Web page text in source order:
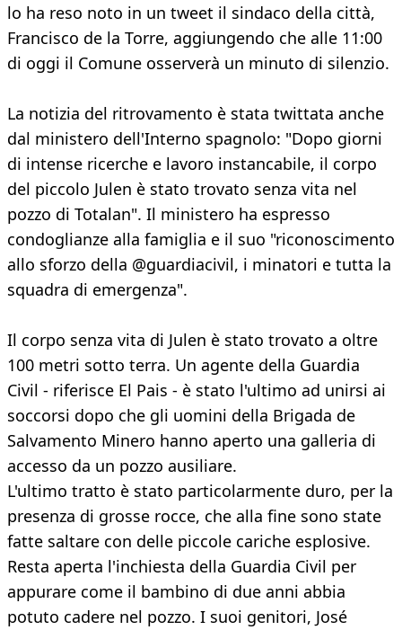
lo ha reso noto in un tweet il sindaco della città,
Francisco de la Torre, aggiungendo che alle 11:00
di oggi il Comune osserverà un minuto di silenzio.
La notizia del ritrovamento è stata twittata anche
dal ministero dell'Interno spagnolo: "Dopo giorni
di intense ricerche e lavoro instancabile, il corpo
del piccolo Julen è stato trovato senza vita nel
pozzo di Totalan". Il ministero ha espresso
condoglianze alla famiglia e il suo "riconoscimento
allo sforzo della @guardiacivil, i minatori e tutta la
squadra di emergenza".
Il corpo senza vita di Julen è stato trovato a oltre
100 metri sotto terra. Un agente della Guardia
Civil - riferisce El Pais - è stato l'ultimo ad unirsi ai
soccorsi dopo che gli uomini della Brigada de
Salvamento Minero hanno aperto una galleria di
accesso da un pozzo ausiliare.
L'ultimo tratto è stato particolarmente duro, per la
presenza di grosse rocce, che alla fine sono state
fatte saltare con delle piccole cariche esplosive.
Resta aperta l'inchiesta della Guardia Civil per
appurare come il bambino di due anni abbia
potuto cadere nel pozzo. I suoi genitori, José